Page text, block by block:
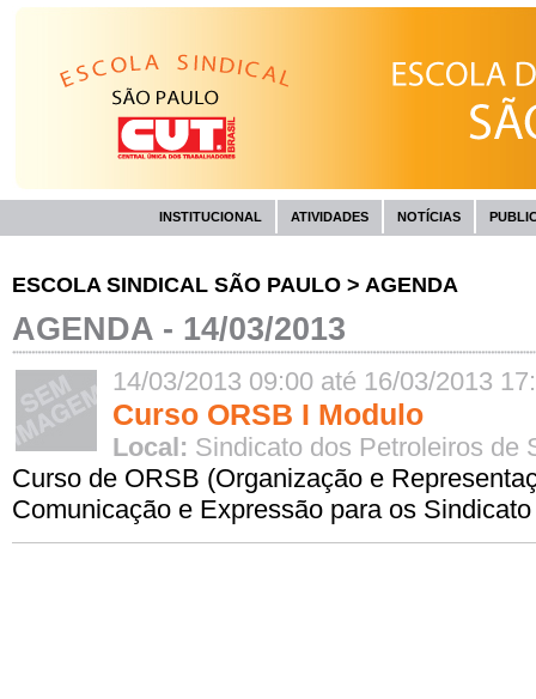
INSTITUCIONAL ATIVIDADES NOTÍCIAS
ESCOLA SINDICAL SÃO PAULO > AGENDA
AGENDA - 14/03/2013
14/03/2013 09:00 até 16/03/2013
Curso ORSB I Modulo
Local: Sindicato dos Petroleiros de
Curso de ORSB (Organização e
Comunicação e Expressão para os